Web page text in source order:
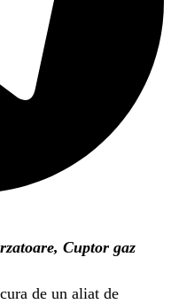
Cuptor gaz
de un aliat de